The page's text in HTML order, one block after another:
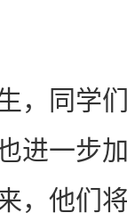
同学们
进一步
，他们